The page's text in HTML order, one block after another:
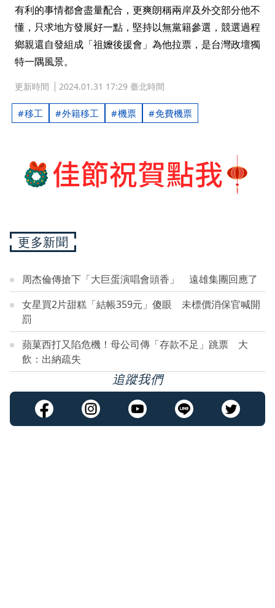
有利的事情都會盡量配合，更爽朗稱兩岸及外交部分他不
懂，只求地方發展好一點，堅持以無黨籍參選，競選過程
鄉親還自發組成「祖嬤後援會」為他拉票，是台灣政壇獨
特一隅風景。
更新時間 2024.01.31 17:29 臺北時間
移工 外籍移工 機票 免費機票
更多新聞
周杰倫傳搶下「大巨蛋演唱會頭香」 遠雄集團回應了
女星買2片甜糕「結帳359元」傻眼 未標價消保官喊開
罰
蘋菓西打又陷危機！母公司傳「存款不足」跳票 大
飲：出納疏失
追蹤我們